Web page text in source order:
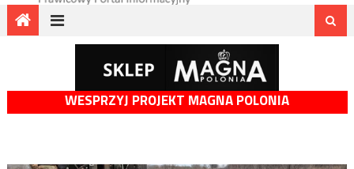
WESPRZYJ PROJEKT MAGNA POLONIA